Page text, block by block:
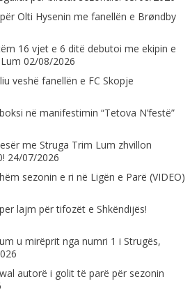
Olti Hysenin me fanellën e Brøndby
16 vjet e 6 ditë debutoi me ekipin e
02/08/2026
veshë fanellën e FC Skopje
në manifestimin “Tetova N’festë”
me Struga Trim Lum zhvillon
24/07/2026
sezonin e ri në Ligën e Parë (VIDEO)
lajm për tifozët e Shkëndijës!
u mirëprit nga numri 1 i Strugës,
autorë i golit të parë për sezonin